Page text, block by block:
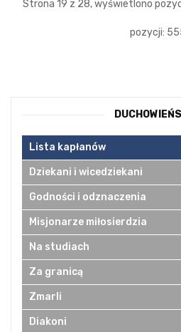
Strona 19 z 28, wyświetlono
pozycji:
Lista kapłanów
Dziekani i wicedziekani
Godności i odznaczenia
Misjonarze miłosierdzia
Na studiach
Za granicą
Zmarli
Diakoni